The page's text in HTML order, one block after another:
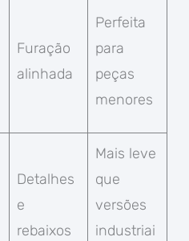
Furação
alinhada
Perfeita
para
peças
menores
Detalhes
e
rebaixos
Mais leve
que
versões
industriai